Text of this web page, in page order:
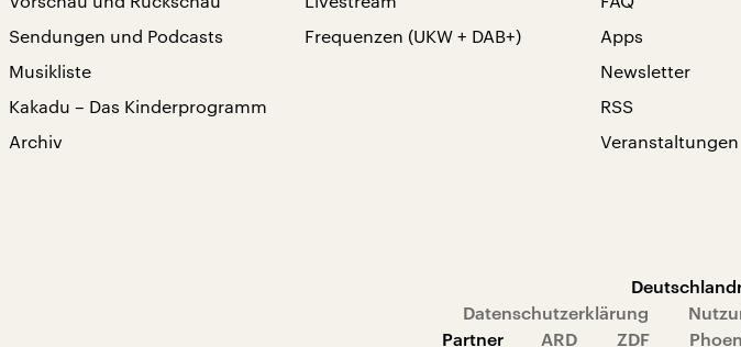
Sendungen und Podcasts
Musikliste
Kakadu – Das Kinderprogramm
Archiv
Frequenzen (UKW + DAB+)
Apps
Newsletter
RSS
Veranstaltungen
Datenschutzerklärung
Partner
ARD ZDF